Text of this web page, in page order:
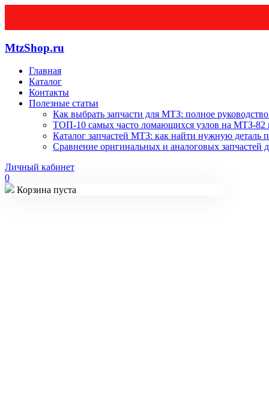
MtzShop.ru
Главная
Каталог
Контакты
Полезные статьи
Как выбрать запчасти для МТЗ: полное
ТОП-10 самых часто ломающихся узлов на МТЗ-82
Каталог запчастей МТЗ: как найти нужную деталь
Сравнение оригинальных и аналоговых
Личный кабинет
0
Корзина пуста